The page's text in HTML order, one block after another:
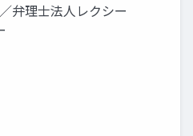
弁理士法人レクシー